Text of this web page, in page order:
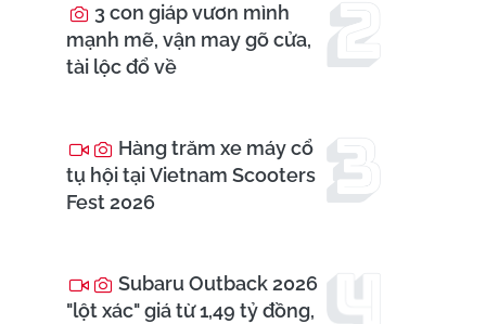
3 con giáp vươn mình
mạnh mẽ, vận may gõ cửa,
tài lộc đổ về
Hàng trăm xe máy cổ
tụ hội tại Vietnam Scooters
Fest 2026
Subaru Outback 2026
"lột xác" giá từ 1,49 tỷ đồng,